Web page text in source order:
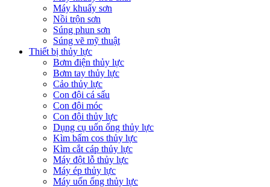
Máy khuấy sơn
Nồi trộn sơn
Súng phun sơn
Súng vẽ mỹ thuật
Thiết bị thủy lực
Bơm điện thủy lực
Bơm tay thủy lực
Cảo thủy lực
Con đội cá sấu
Con đội móc
Con đội thủy lực
Dụng cụ uốn ống thủy lực
Kìm bấm cos thủy lực
Kìm cắt cáp thủy lực
Máy đột lỗ thủy lực
Máy ép thủy lực
Máy uốn ống thủy lực